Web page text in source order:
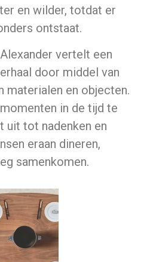
en wilder, totdat er
ontstaat.
vertelt een
door middel van
materialen en objecten.
in de tijd te
uit tot nadenken en
eraan dineren,
samenkomen.